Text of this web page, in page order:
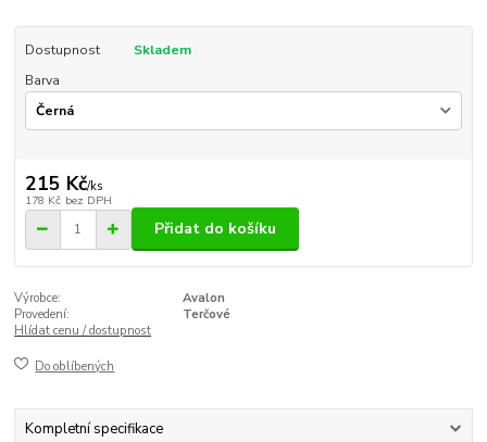
Dostupnost
Skladem
Barva
215 Kč/ks
178 Kč bez DPH
Přidat do košíku
Výrobce:
Avalon
Provedení:
Terčové
Hlídat cenu / dostupnost
Do oblíbených
Kompletní specifikace